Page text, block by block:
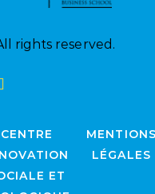
rights reserved.
CENTRE
ET
LÉGALES